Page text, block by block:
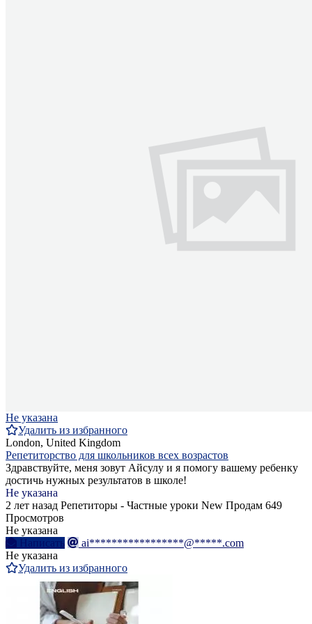
Не указана
Удалить из избранного
London, United Kingdom
Репетиторство для школьников всех возрастов
Здравствуйте, меня зовут Айсулу и я помогу вашему ребенку
достичь нужных результатов в школе!
Не указана
2 лет назад Репетиторы - Частные уроки New Продам 649
Просмотров
Не указана
Написать
ai*****************@*****.com
Не указана
Удалить из избранного